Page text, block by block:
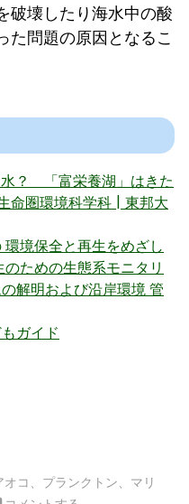
破壊したり海水中の酸
た問題の原因となるこ
？ 「富栄養湖」はきた
命圏環境科学科 | 東邦大
境保全と再生をめざし
ための生態系モニタリ
解明および沿岸環境 管
ガイド
オコ 、 プランクトン、 マリ